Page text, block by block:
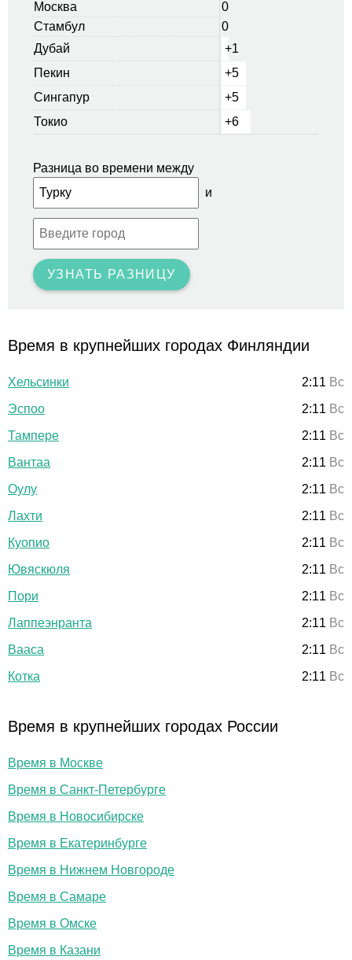
Москва
0
Стамбул
0
Дубай
+1
Пекин
+5
Сингапур
+5
Токио
+6
Разница во времени между
и
УЗНАТЬ РАЗНИЦУ
Время в крупнейших городах Финляндии
Хельсинки 2:11 Вс
Эспоо
2:11 Вс
Тампере
2:11 Вс
Вантаа
2:11 Вс
Оулу
2:11 Вс
Лахти
2:11 Вс
Куопио
2:11 Вс
Ювяскюля
2:11 Вс
Пори
2:11 Вс
Лаппеэнранта
2:11 Вс
Вааса
2:11 Вс
Котка
2:11 Вс
Время в крупнейших городах России
Время в Москве
Время в Санкт-Петербурге
Время в Новосибирске
Время в Екатеринбурге
Время в Нижнем Новгороде
Время в Самаре
Время в Омске
Время в Казани